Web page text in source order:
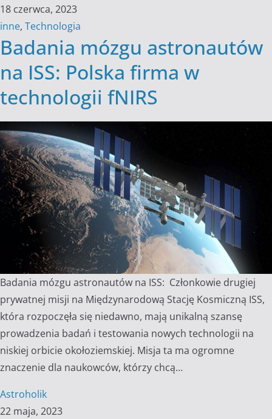
18 czerwca, 2023
inne, Technologia
Badania mózgu astronautów
na ISS: Polska firma w
technologii fNIRS
Badania mózgu astronautów na ISS: Członkowie drugiej
prywatnej misji na Międzynarodową Stację Kosmiczną ISS,
która rozpoczęła się niedawno, mają unikalną szansę
prowadzenia badań i testowania nowych technologii na
niskiej orbicie okołoziemskiej. Misja ta ma ogromne
znaczenie dla naukowców, którzy chcą…
Astroholik
22 maja, 2023